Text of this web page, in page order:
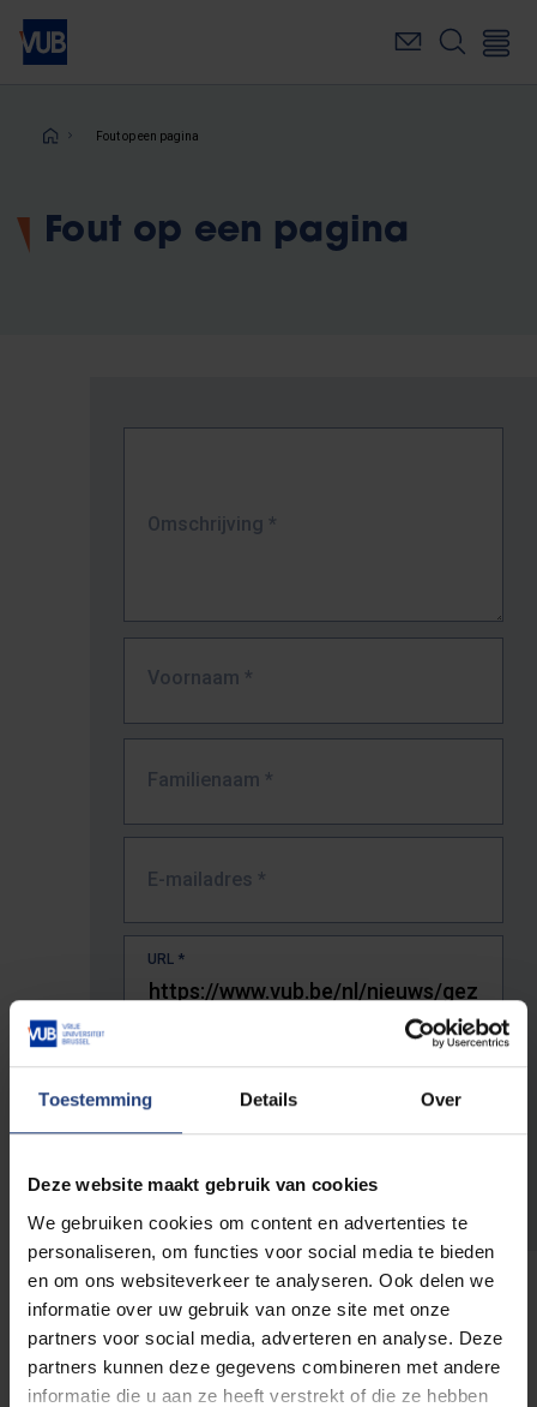
Toestemming Details Over
Deze website maakt gebruik van cookies
We gebruiken cookies om content en advertenties te
personaliseren, om functies voor social media te bieden
en om ons websiteverkeer te analyseren. Ook delen we
informatie over uw gebruik van onze site met onze
partners voor social media, adverteren en analyse. Deze
partners kunnen deze gegevens combineren met andere
informatie die u aan ze heeft verstrekt of die ze hebben
Overslaan
naar
inhoudKruimelpad
Fout op een pagina
Fout op een pagina
Omschrijving *
Voornaam *
Familienaam *
E-mailadres *
URL *
De volledige URL van de pagina waar je de fout zag.